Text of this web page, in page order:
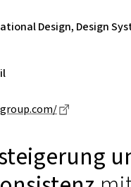
Design, Design